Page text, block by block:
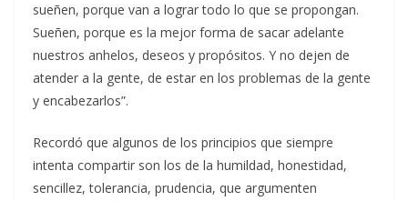
sueñen, porque van a lograr todo lo que se propongan.
Sueñen, porque es la mejor forma de sacar adelante
nuestros anhelos, deseos y propósitos. Y no dejen de
atender a la gente, de estar en los problemas de la gente
y encabezarlos”.
Recordó que algunos de los principios que siempre
intenta compartir son los de la humildad, honestidad,
sencillez, tolerancia, prudencia, que argumenten